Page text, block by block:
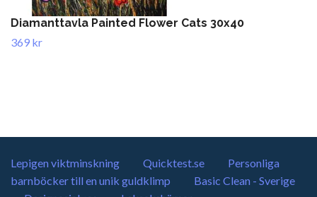
Diamanttavla Painted Flower Cats 30x40
369 kr
Lepigen viktminskning Quicktest.se
Personliga
barnböcker till en unik guldklimp
Basic Clean - Sverige